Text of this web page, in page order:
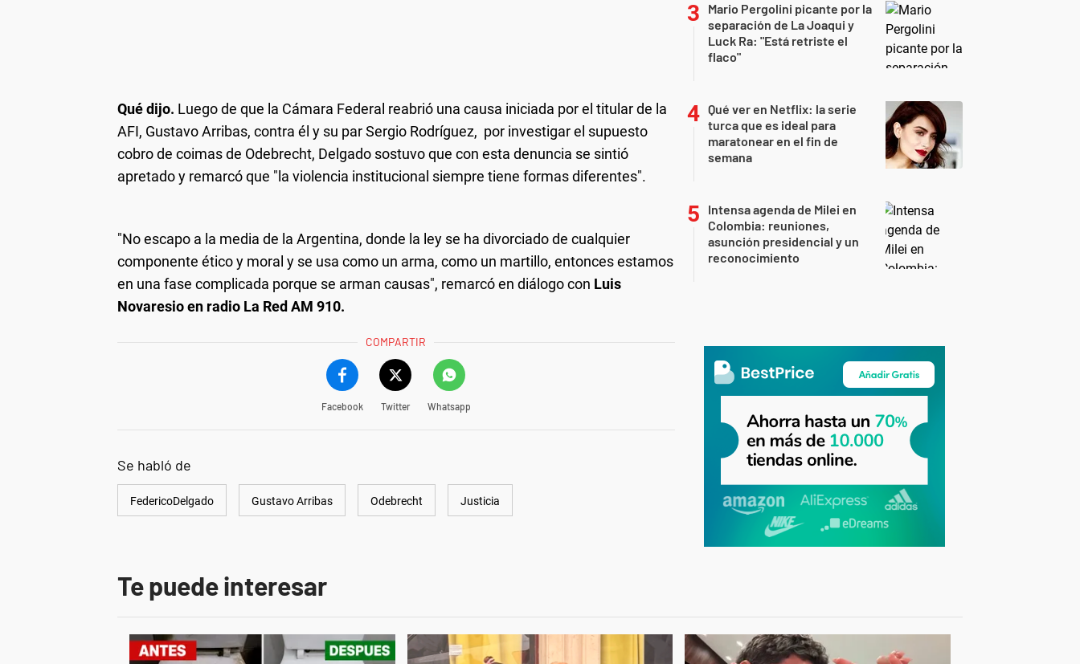
Qué dijo. Luego de que la Cámara Federal reabrió una causa iniciada por el titular de la
AFI, Gustavo Arribas, contra él y su par Sergio Rodríguez, por investigar el supuesto
cobro de coimas de Odebrecht, Delgado sostuvo que con esta denuncia se sintió
apretado y remarcó que "la violencia institucional siempre tiene formas diferentes".
"No escapo a la media de la Argentina, donde la ley se ha divorciado de cualquier
componente ético y moral y se usa como un arma, como un martillo, entonces estamos
en una fase complicada porque se arman causas", remarcó en diálogo con Luis
Novaresio en radio La Red AM 910.
COMPARTIR
Facebook Twitter Whatsapp
Se habló de
FedericoDelgado Gustavo Arribas Odebrecht Justicia
Mario Pergolini picante por la
separación de La Joaqui y
Luck Ra: "Está retriste el
flaco"
Qué ver en Netflix: la serie
turca que es ideal para
maratonear en el fin de
semana
Intensa agenda de Milei en
Colombia: reuniones,
asunción presidencial y un
reconocimiento
Te puede interesar